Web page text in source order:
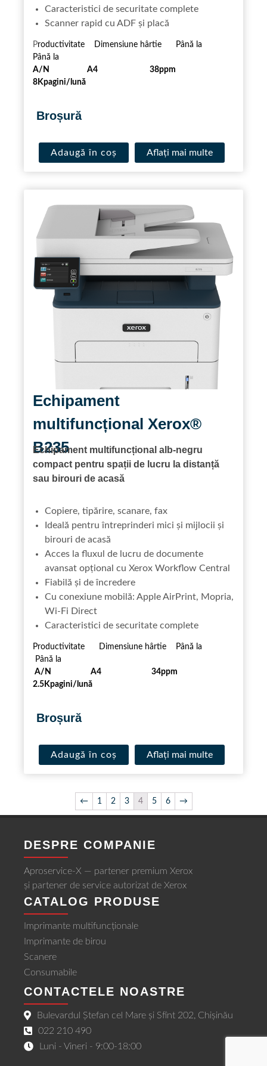
Caracteristici de securitate complete
Scanner rapid cu ADF și placă
Productivitate Dimensiune hârtie Până la
Până la
A/N A4 38ppm
8Kpagini/lună
Broșură
Adaugă în coș Aflaţi mai multe
Echipament
multifuncțional Xerox®
B235
Echipament multifuncțional alb-negru
compact pentru spații de lucru la distanță
sau birouri de acasă
Copiere, tipărire, scanare, fax
Ideală pentru întreprinderi mici și mijlocii și
birouri de acasă
Acces la fluxul de lucru de documente
avansat opțional cu Xerox Workflow Central
Fiabilă și de încredere
Cu conexiune mobilă: Apple AirPrint, Mopria,
Wi-Fi Direct
Caracteristici de securitate complete
Productivitate Dimensiune hârtie Până la
Până la
A/N A4 34ppm
2.5Kpagini/lună
Broșură
Adaugă în coș Aflaţi mai multe
← 1 2 3 4 5 6 →
DESPRE COMPANIE
Aproservice-X — partener premium Xerox
și partener de service autorizat de Xerox
CATALOG PRODUSE
Imprimante multifuncționale
Imprimante de birou
Scanere
Consumabile
CONTACTELE NOASTRE
Bulevardul Ștefan cel Mare și Sfînt 202, Chișinău
022 210 490
Luni - Vineri - 9:00-18:00